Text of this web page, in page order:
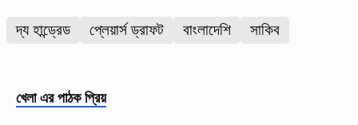
দ্য হান্ড্রেড প্লেয়ার্স ড্রাফট বাংলাদেশি সাকিব
খেলা এর পাঠক প্রিয়